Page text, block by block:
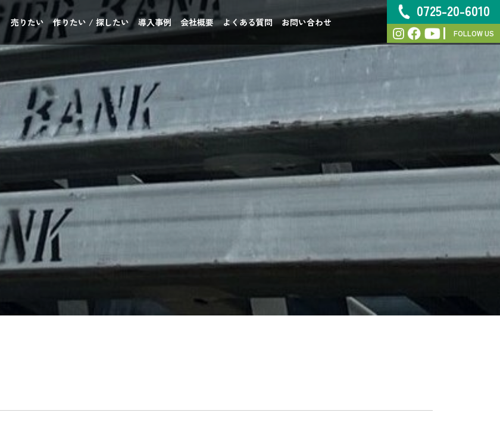
売りたい 作りたい / 探したい 導入事例 会社概要 よくある質問 お問い合わせ
0725-20-6010
FOLLOW US